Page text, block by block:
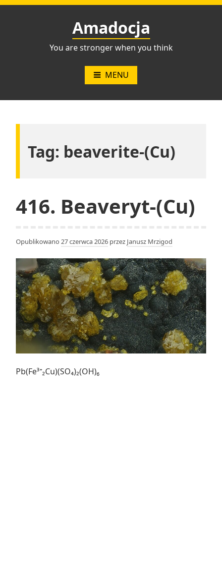
Przejdź
Amadocja
You are stronger when you think
MENU
Tag: beaverite-(Cu)
416. Beaveryt-(Cu)
Opublikowano 27 czerwca 2026 przez Janusz Mrzigod
Pb(Fe³⁺₂Cu)(SO₄)₂(OH)₆